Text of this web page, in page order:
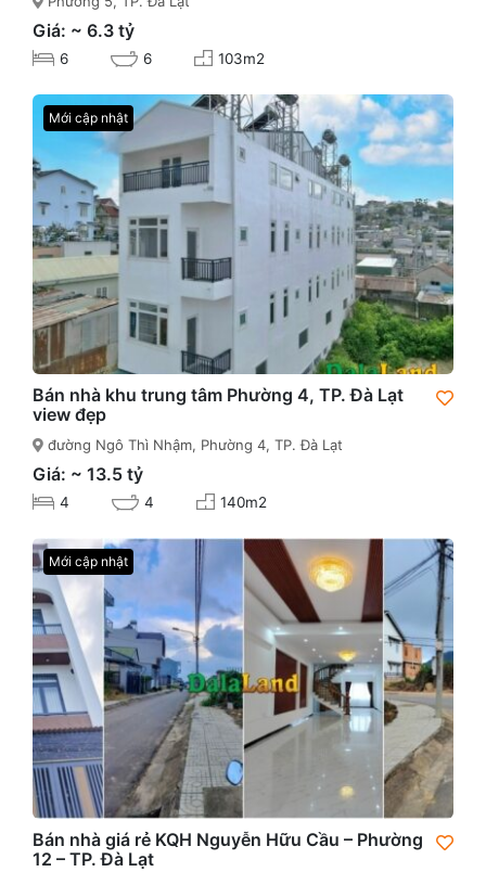
Giá: ~ 6.3 tỷ
6 6 103m2
Mới cập nhật
Bán nhà khu trung tâm Phường 4, TP. Đà Lạt
view đẹp
đường Ngô Thì Nhậm, Phường 4, TP. Đà Lạt
Giá: ~ 13.5 tỷ
4 4 140m2
Mới cập nhật
Bán nhà giá rẻ KQH Nguyễn Hữu Cầu – Phường
12 – TP. Đà Lạt